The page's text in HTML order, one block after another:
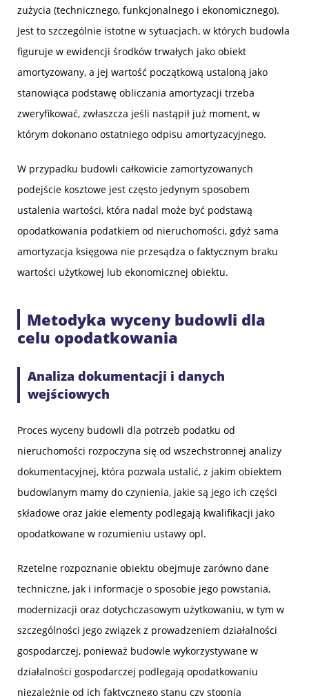
zużycia (technicznego, funkcjonalnego i ekonomicznego).
Jest to szczególnie istotne w sytuacjach, w których budowla
figuruje w ewidencji środków trwałych jako obiekt
amortyzowany, a jej wartość początkową ustaloną jako
stanowiąca podstawę obliczania amortyzacji trzeba
zweryfikować, zwłaszcza jeśli nastąpił już moment, w
którym dokonano ostatniego odpisu amortyzacyjnego.
W przypadku budowli całkowicie zamortyzowanych
podejście kosztowe jest często jedynym sposobem
ustalenia wartości, która nadal może być podstawą
opodatkowania podatkiem od nieruchomości, gdyż sama
amortyzacja księgowa nie przesądza o faktycznym braku
wartości użytkowej lub ekonomicznej obiektu.
Metodyka wyceny budowli dla
celu opodatkowania
Analiza dokumentacji i danych
wejściowych
Proces wyceny budowli dla potrzeb podatku od
nieruchomości rozpoczyna się od wszechstronnej analizy
dokumentacyjnej, która pozwala ustalić, z jakim obiektem
budowlanym mamy do czynienia, jakie są jego ich części
składowe oraz jakie elementy podlegają kwalifikacji jako
opodatkowane w rozumieniu ustawy opl.
Rzetelne rozpoznanie obiektu obejmuje zarówno dane
techniczne, jak i informacje o sposobie jego powstania,
modernizacji oraz dotychczasowym użytkowaniu, w tym w
szczególności jego związek z prowadzeniem działalności
gospodarczej, ponieważ budowle wykorzystywane w
działalności gospodarczej podlegają opodatkowaniu
niezależnie od ich faktycznego stanu czy stopnia